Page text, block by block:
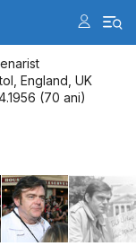
England, UK
(70 ani)